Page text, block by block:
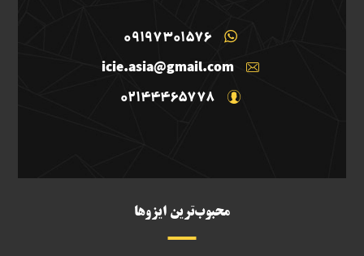
09197301576
icie.asia@gmail.com
02144465778
محبوب‌ترین ایزوها